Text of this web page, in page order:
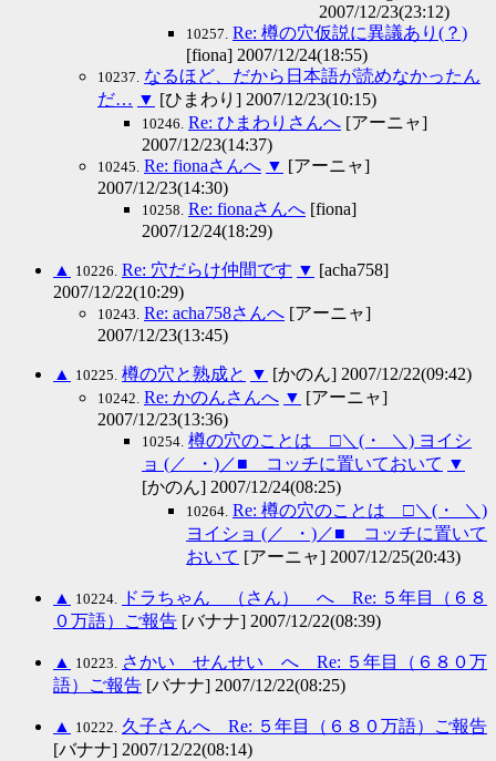
2007/12/23(23:12)
10257. Re: 樽の穴仮説に異議あり(？)
[fiona] 2007/12/24(18:55)
10237. なるほど、だから日本語が読めなかったん
だ… ▼ [ひまわり] 2007/12/23(10:15)
10246. Re: ひまわりさんへ [アーニャ]
2007/12/23(14:37)
10245. Re: fionaさんへ ▼ [アーニャ]
2007/12/23(14:30)
10258. Re: fionaさんへ [fiona]
2007/12/24(18:29)
▲ 10226. Re: 穴だらけ仲間です ▼ [acha758]
2007/12/22(10:29)
10243. Re: acha758さんへ [アーニャ]
2007/12/23(13:45)
▲ 10225. 樽の穴と熟成と ▼ [かのん] 2007/12/22(09:42)
10242. Re: かのんさんへ ▼ [アーニャ]
2007/12/23(13:36)
10254. 樽の穴のことは □＼(・_＼) ヨイシ
ョ (／_・)／■ コッチに置いておいて ▼
[かのん] 2007/12/24(08:25)
10264. Re: 樽の穴のことは □＼(・_＼)
ヨイショ (／_・)／■ コッチに置いて
おいて [アーニャ] 2007/12/25(20:43)
▲ 10224.
ドラちゃん （さん） へ Re: ５年目（６８
０万語）ご報告 [バナナ] 2007/12/22(08:39)
▲ 10223.
さかい せんせい へ Re: ５年目（６８０万
語）ご報告 [バナナ] 2007/12/22(08:25)
▲ 10222. 久子さんへ Re: ５年目（６８０万語）ご報告
[バナナ] 2007/12/22(08:14)